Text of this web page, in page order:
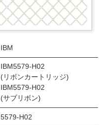
IBM
IBM5579-H02
(リボンカートリッジ)
IBM5579-H02
(サブリボン)
5579-H02